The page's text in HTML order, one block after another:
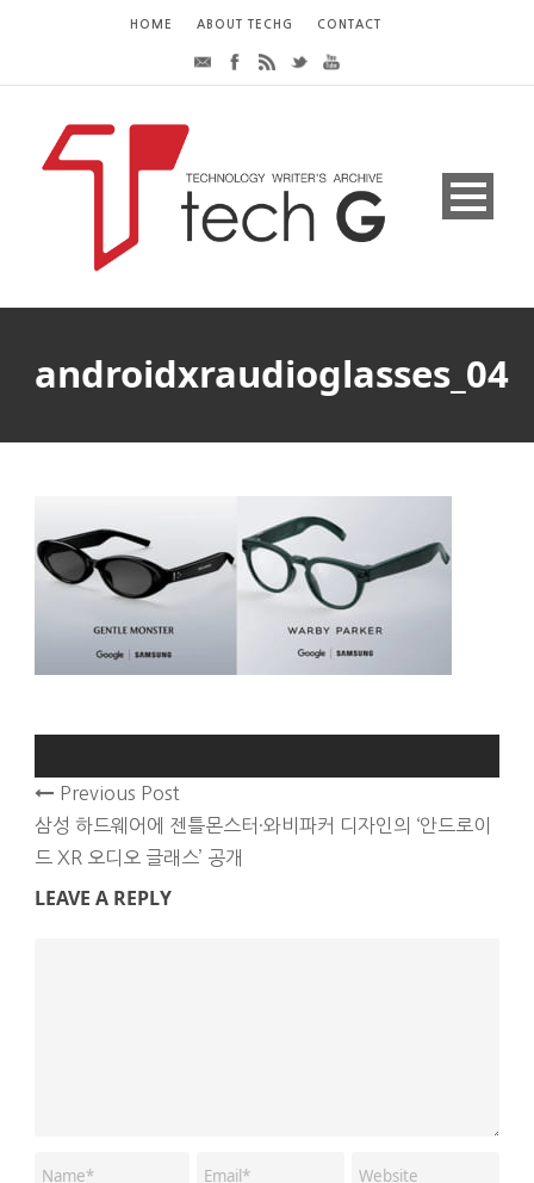
HOME ABOUT TECHG CONTACT
androidxraudioglasses_04
Previous Post
삼성 하드웨어에 젠틀몬스터·와비파커 디자인의 ‘안드로이
드 XR 오디오 글래스’ 공개
LEAVE A REPLY